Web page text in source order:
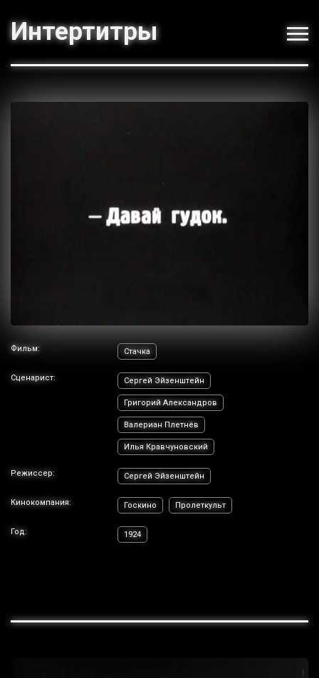
Интертитры
Фильм: Стачка
Сценарист: Сергей Эйзенштейн
Григорий Александров
Валериан Плетнёв
Илья Кравчуновский
Режиссер: Сергей Эйзенштейн
Кинокомпания: Госкино Пролеткульт
Год: 1924